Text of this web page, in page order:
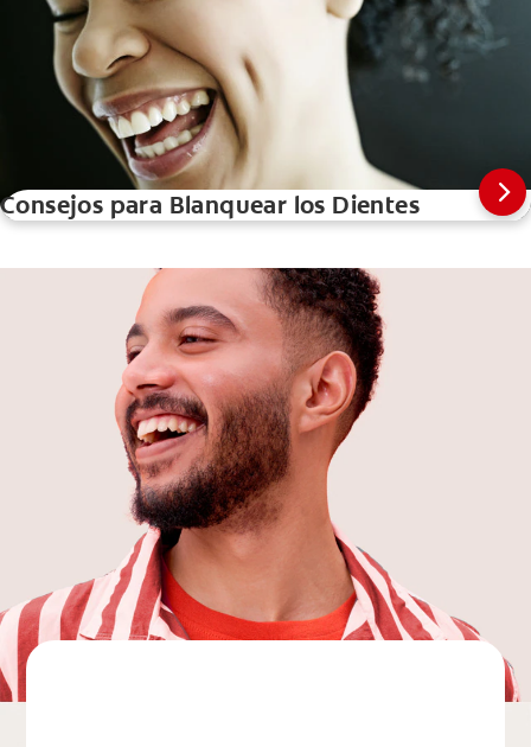
Consejos para Blanquear los Dientes